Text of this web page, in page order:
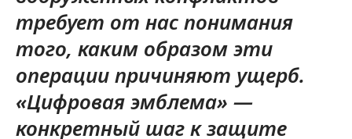
требует от нас понимания
того, каким образом эти
операции причиняют ущерб.
«Цифровая эмблема» —
конкретный шаг к защите